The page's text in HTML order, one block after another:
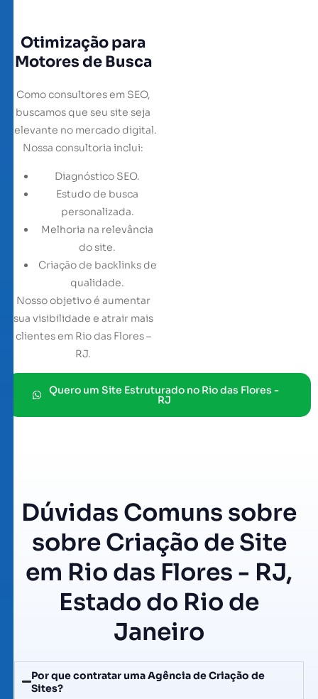
Otimização para
Motores de Busca
Como consultores em SEO,
buscamos que seu site seja
relevante no mercado digital.
Nossa consultoria inclui:
Diagnóstico SEO.
Estudo de busca
personalizada.
Melhoria na relevância
do site.
Criação de backlinks de
qualidade.
Nosso objetivo é aumentar
sua visibilidade e atrair mais
clientes em Rio das Flores –
RJ.
Quero um Site Estruturado no Rio das Flores -
RJ
Dúvidas Comuns sobre
sobre Criação de Site
em Rio das Flores - RJ,
Estado do Rio de
Janeiro
Por que contratar uma Agência de Criação de
Sites?